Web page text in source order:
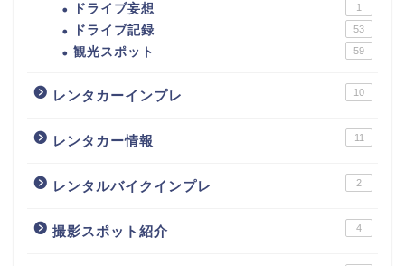
ドライブ妄想 1
ドライブ記録 53
観光スポット 59
レンタカーインプレ 10
レンタカー情報 11
レンタルバイクインプレ 2
撮影スポット紹介 4